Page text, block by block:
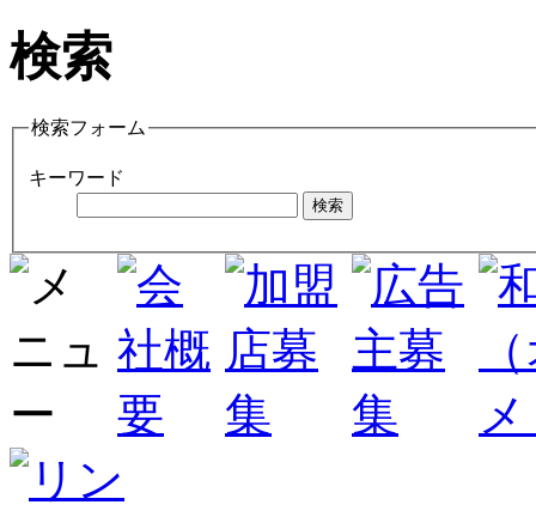
検索
検索フォーム
キーワード